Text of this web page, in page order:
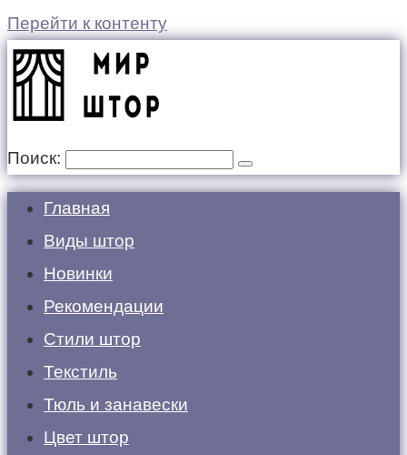
Перейти к контенту
Поиск:
Главная
Виды штор
Новинки
Рекомендации
Стили штор
Текстиль
Тюль и занавески
Цвет штор